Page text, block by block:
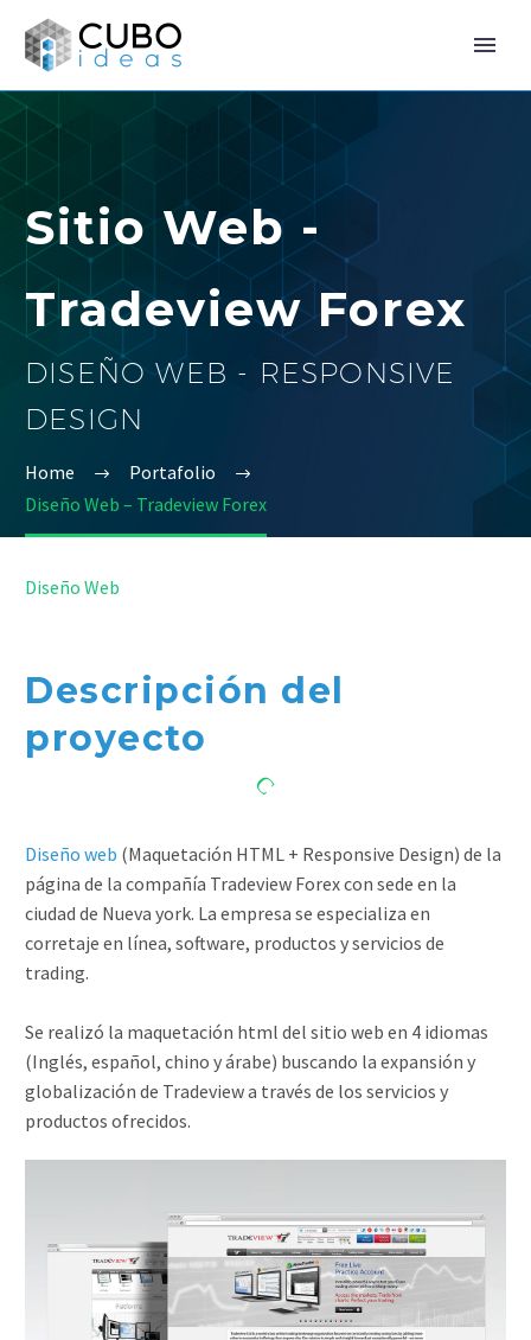
Sitio Web -
Tradeview Forex
DISEÑO WEB - RESPONSIVE
DESIGN
Home
Portafolio
Diseño Web – Tradeview Forex
Diseño Web
Descripción del
proyecto
Diseño web (Maquetación HTML + Responsive Design) de la
página de la compañía Tradeview Forex con sede en la
ciudad de Nueva york. La empresa se especializa en
corretaje en línea, software, productos y servicios de
trading.
Se realizó la maquetación html del sitio web en 4 idiomas
(Inglés, español, chino y árabe) buscando la expansión y
globalización de Tradeview a través de los servicios y
productos ofrecidos.